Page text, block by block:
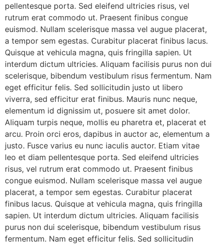
pellentesque porta. Sed eleifend ultricies risus, vel
rutrum erat commodo ut. Praesent finibus congue
euismod. Nullam scelerisque massa vel augue placerat,
a tempor sem egestas. Curabitur placerat finibus lacus.
Quisque at vehicula magna, quis fringilla sapien. Ut
interdum dictum ultricies. Aliquam facilisis purus non dui
scelerisque, bibendum vestibulum risus fermentum. Nam
eget efficitur felis. Sed sollicitudin justo ut libero
viverra, sed efficitur erat finibus. Mauris nunc neque,
elementum id dignissim ut, posuere sit amet dolor.
Aliquam turpis neque, mollis eu pharetra et, placerat et
arcu. Proin orci eros, dapibus in auctor ac, elementum a
justo. Fusce varius eu nunc iaculis auctor. Etiam vitae
leo et diam pellentesque porta. Sed eleifend ultricies
risus, vel rutrum erat commodo ut. Praesent finibus
congue euismod. Nullam scelerisque massa vel augue
placerat, a tempor sem egestas. Curabitur placerat
finibus lacus. Quisque at vehicula magna, quis fringilla
sapien. Ut interdum dictum ultricies. Aliquam facilisis
purus non dui scelerisque, bibendum vestibulum risus
fermentum. Nam eget efficitur felis. Sed sollicitudin